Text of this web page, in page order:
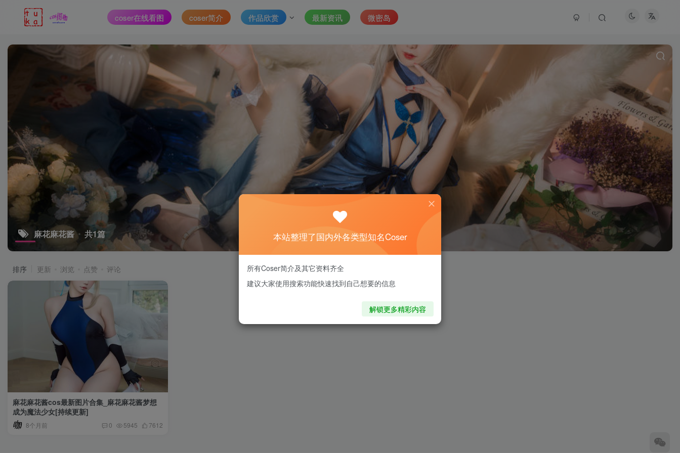
coser在线看图 coser简介 作品欣赏 最新资讯 微密岛
麻花麻花酱 共1篇
排序 更新 浏览 点赞 评论
麻花麻花酱cos最新图片合集_麻花麻花酱梦想
成为魔法少女[持续更新]
8个月前 0 5945 7612
本站整理了国内外各类型知名Coser
所有Coser简介及其它资料齐全
建议大家使用搜索功能快速找到自己想要的信息
解锁更多精彩内容